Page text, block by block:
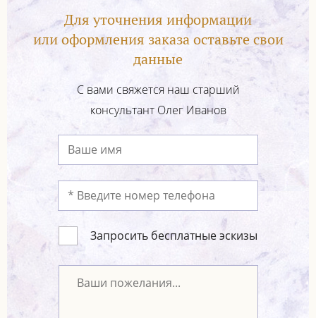
Для уточнения информации
или оформления заказа оставьте свои
данные
С вами свяжется наш старший
консультант Олег Иванов
Запросить бесплатные эскизы